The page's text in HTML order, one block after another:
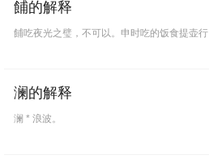
餔的解释
餔吃夜光之璧，不可以。申时吃的饭食提壶行
澜的解释
澜 * 浪波。